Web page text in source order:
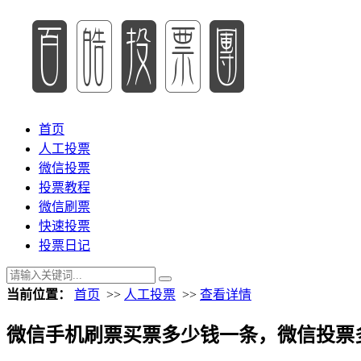
首页
人工投票
微信投票
投票教程
微信刷票
快速投票
投票日记
当前位置： 首页 >> 人工投票 >> 查看详情
微信手机刷票买票多少钱一条，微信投票